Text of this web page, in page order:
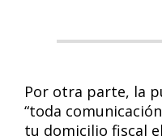
Por otra parte, la
“toda
tu domicilio fiscal